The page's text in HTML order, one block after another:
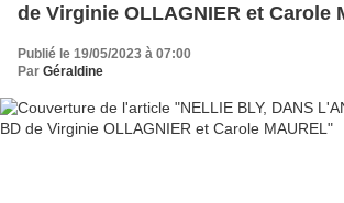
de Virginie OLLAGNIER et Carole
Publié le 19/05/2023 à 07:00
Par Géraldine